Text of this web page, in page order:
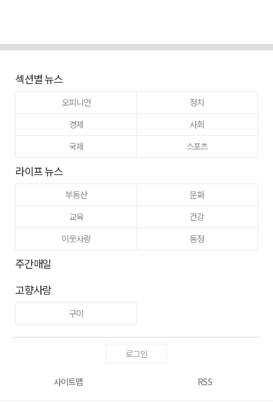
섹션별 뉴스
오피니언
정치
경제
사회
국제
스포츠
라이프 뉴스
부동산
문화
교육
건강
이웃사랑
동정
주간매일
고향사랑
구미
로그인
사이트맵 RSS